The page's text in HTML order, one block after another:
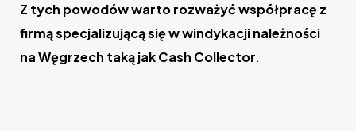
Z tych powodów warto rozważyć współpracę z
firmą specjalizującą się w windykacji należności
na Węgrzech taką jak Cash Collector.